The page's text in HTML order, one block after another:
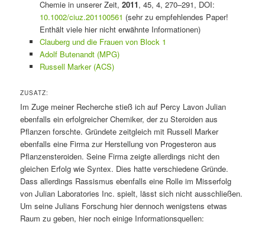
Chemie in unserer Zeit, 2011, 45, 4, 270–291, DOI:
10.1002/ciuz.201100561 (sehr zu empfehlendes Paper!
Enthält viele hier nicht erwähnte Informationen)
Clauberg und die Frauen von Block 1
Adolf Butenandt (MPG)
Russell Marker (ACS)
ZUSATZ:
Im Zuge meiner Recherche stieß ich auf Percy Lavon Julian
ebenfalls ein erfolgreicher Chemiker, der zu Steroiden aus
Pflanzen forschte. Gründete zeitgleich mit Russell Marker
ebenfalls eine Firma zur Herstellung von Progesteron aus
Pflanzensteroiden. Seine Firma zeigte allerdings nicht den
gleichen Erfolg wie Syntex. Dies hatte verschiedene Gründe.
Dass allerdings Rassismus ebenfalls eine Rolle im Misserfolg
von Julian Laboratories Inc. spielt, lässt sich nicht ausschließen.
Um seine Julians Forschung hier dennoch wenigstens etwas
Raum zu geben, hier noch einige Informationsquellen: